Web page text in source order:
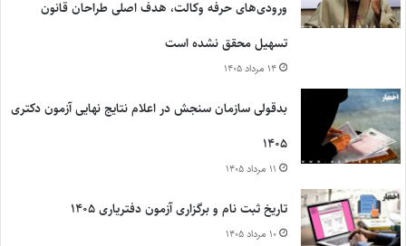
ورودی‌های حرفه وکالت، هدف اصلی طراحان قانون
تسهیل محقق نشده است
۱۴ مرداد ۱۴۰۵
بدقولی سازمان سنجش در اعلام نتایج نهایی آزمون دکتری
۱۴۰۵
۱۱ مرداد ۱۴۰۵
تاریخ ثبت نام و برگزاری آزمون دفتریاری ۱۴۰۵
۱۰ مرداد ۱۴۰۵